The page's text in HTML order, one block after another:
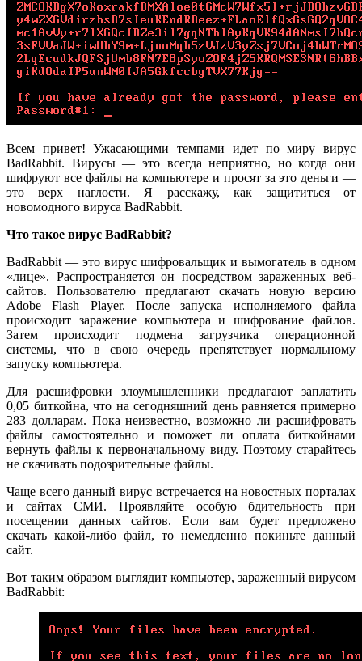
Всем привет! Ужасающими темпами идет по миру вирус
BadRabbit. Вирусы — это всегда неприятно, но когда они
шифруют все файлы на компьютере и просят за это деньги —
это верх наглости. Я расскажу, как защититься от
новомодного вируса BadRabbit.
Что такое вирус BadRabbit?
BadRabbit — это вирус шифровальщик и вымогатель в одном
«лице». Распространяется он посредством зараженных веб-
сайтов. Пользователю предлагают скачать новую версию
Adobe Flash Player. После запуска исполняемого файла
происходит заражение компьютера и шифрование файлов.
Затем происходит подмена загрузчика операционной
системы, что в свою очередь препятствует нормальному
запуску компьютера.
Для расшифровки злоумышленники предлагают заплатить
0,05 биткойна, что на сегодняшний день равняется примерно
283 долларам. Пока неизвестно, возможно ли расшифровать
файлы самостоятельно и поможет ли оплата биткойнами
вернуть файлы к первоначальному виду. Поэтому старайтесь
не скачивать подозрительные файлы.
Чаще всего данный вирус встречается на новостных порталах
и сайтах СМИ. Проявляйте особую бдительность при
посещении данных сайтов. Если вам будет предложено
скачать какой-либо файл, то немедленно покиньте данный
сайт.
Вот таким образом выглядит компьютер, зараженный вирусом
BadRabbit: